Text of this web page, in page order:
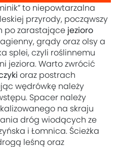
to niepowtarzalna
przyrody, począwszy
po zarastające jezioro
grądy oraz olsy a
splei, czyli roślinnemu
jeziora. Warto zwrócić
oraz postrach
wędrówkę należy
Spacer należy
na skraju
dróg wiodących ze
i Łomnica. Ścieżka
leśną oraz